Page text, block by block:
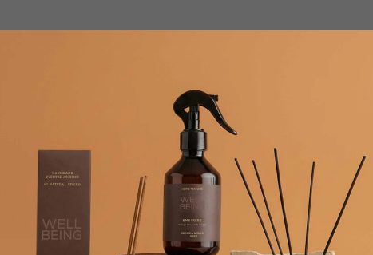
маслом первого холодного отжима IGP волосы очень
нуждающихся в уходе, продукт оказывает эффективное и
объем . Придает мягкость и блеск, рекомендуется для
кондиционер на волосы и аккуратно помассируйте. Смойте
Не содержит SLS/SLES, ПАРАБЕНОВ, СИЛИКОНОВ,